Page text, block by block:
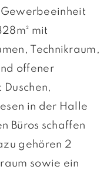
Gewerbeeinheit
mit
Technikraum,
offener
in der Halle
Büros schaffen
gehören 2
sowie ein